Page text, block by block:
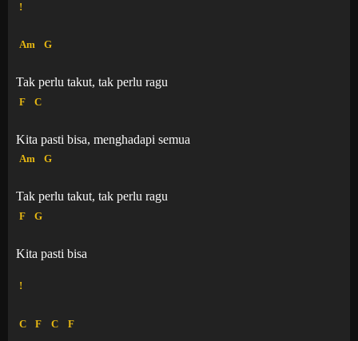
!
Am G
Tak perlu takut, tak perlu ragu
F C
Kita pasti bisa, menghadapi semua
Am G
Tak perlu takut, tak perlu ragu
F G
Kita pasti bisa
!
C F C F